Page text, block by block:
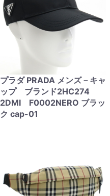
プラダ PRADA メンズ－キャ
ップ ブランド2HC274
2DMI F0002NERO ブラッ
ク cap-01